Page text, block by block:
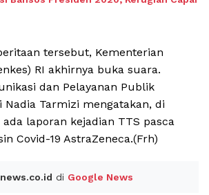
tersebut, Kementerian
RI akhirnya buka suara.
dan Pelayanan Publik
Nadia Tarmizi mengatakan, di
laporan kejadian TTS pasca
Covid-19 AstraZeneca.(Frh)
di Google News